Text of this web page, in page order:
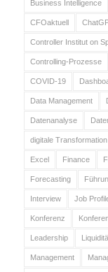
Business Intelligence
CFOaktuell
Controller Institut on
Controlling-Prozesse
COVID-19
Data Management
Datenanalyse
digitale Transformation
Excel Finance
Forecasting
Interview Job
Konferenz
Leadership
Management